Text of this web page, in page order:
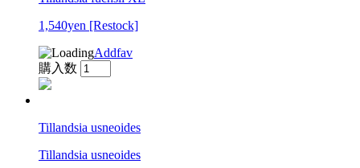
1,540yen [Restock]
Addfav
購入数
Tillandsia usneoides
Tillandsia usneoides